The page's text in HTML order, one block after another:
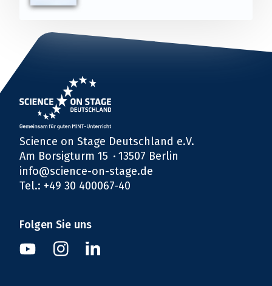
Science on Stage Deutschland e.V.
Am Borsigturm 15
13507 Berlin
info@science-on-stage.de
Tel.: +49 30 400067-40
Folgen Sie uns
YoutubeInstagramLinkedin